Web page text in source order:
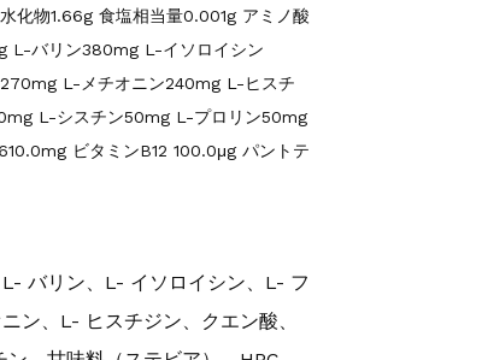
化物1.66g 食塩相当量0.001g アミノ酸
L-バリン380mg L-イソロイシン
L-メチオニン240mg L-ヒスチ
L-シスチン50mg L-プロリン50mg
ビタミンB12 100.0μg パントテ
バリン、L- イソロイシン、L- フ
ン、L- ヒスチジン、クエン酸、